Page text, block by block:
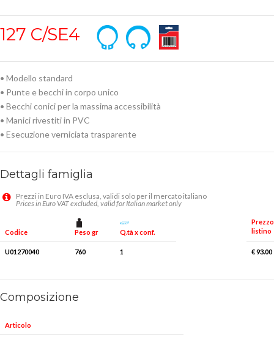
127 C/SE4
• Modello standard
• Punte e becchi in corpo unico
• Becchi conici per la massima accessibilità
• Manici rivestiti in PVC
• Esecuzione verniciata trasparente
Dettagli famiglia
Prezzi in Euro IVA esclusa, validi solo per il mercato italiano
Prices in Euro VAT excluded, valid for Italian market only
Codice Peso gr Q.tà x conf.
Prezzo
listino
U01270040 760 1 € 93.00
Composizione
Articolo